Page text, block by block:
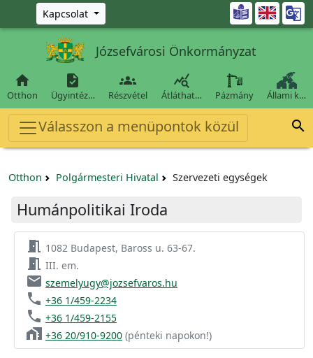
Ugrás a fő tartalomra
Kapcsolat 
Józsefvárosi Önkormányzat

Otthon

Ügyintéz…

Részvétel

Átláthat… Pázmány Állami k…
Válasszon a menüpontok közül 
Otthon Polgármesteri Hivatal Szervezeti egységek
Humánpolitikai Iroda
meeting_room 1082 Budapest, Baross u. 63-67.
meeting_room III. em.
email szemelyugy@jozsefvaros.hu
phone +36 1/459-2234
phone +36 1/459-2155
home_work +36 20/910-9200 (pénteki napokon!)